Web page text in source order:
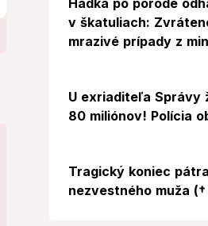
Hádka po pôrode
v škatuliach:
mrazivé prípady z
U exriaditeľa Správy
80 miliónov! Polícia
Tragický koniec
nezvestného muža